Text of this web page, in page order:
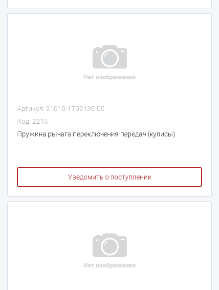
Артикул: 21010-1702130-00
Код: 2215
Пружина рычага переключения передач (кулисы)
Уведомить о поступлении